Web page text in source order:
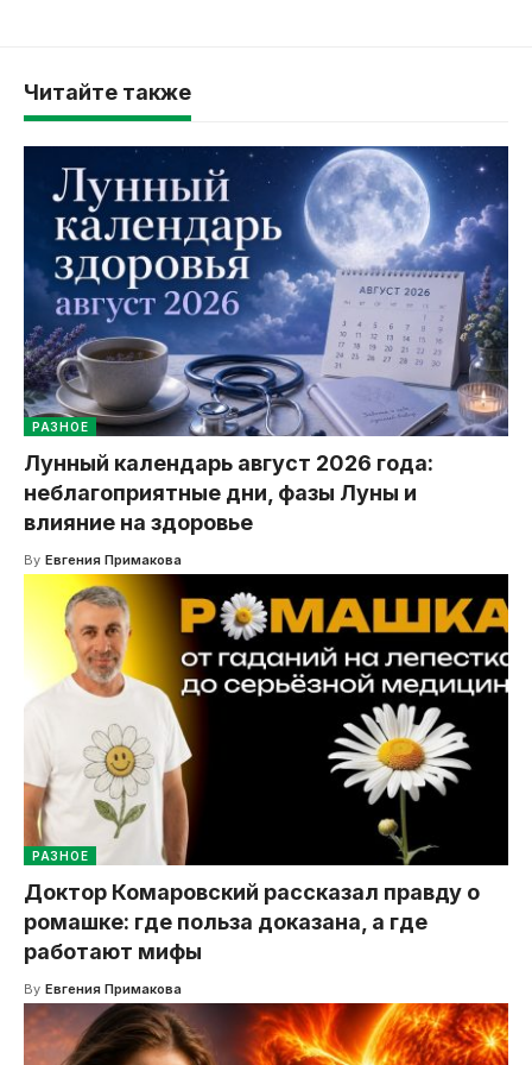
Читайте также
РАЗНОЕ
Лунный календарь август 2026 года:
неблагоприятные дни, фазы Луны и
влияние на здоровье
By Евгения Примакова
РАЗНОЕ
Доктор Комаровский рассказал правду о
ромашке: где польза доказана, а где
работают мифы
By Евгения Примакова